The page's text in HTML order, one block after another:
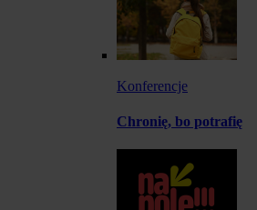
Konferencje
Chronię, bo potrafię